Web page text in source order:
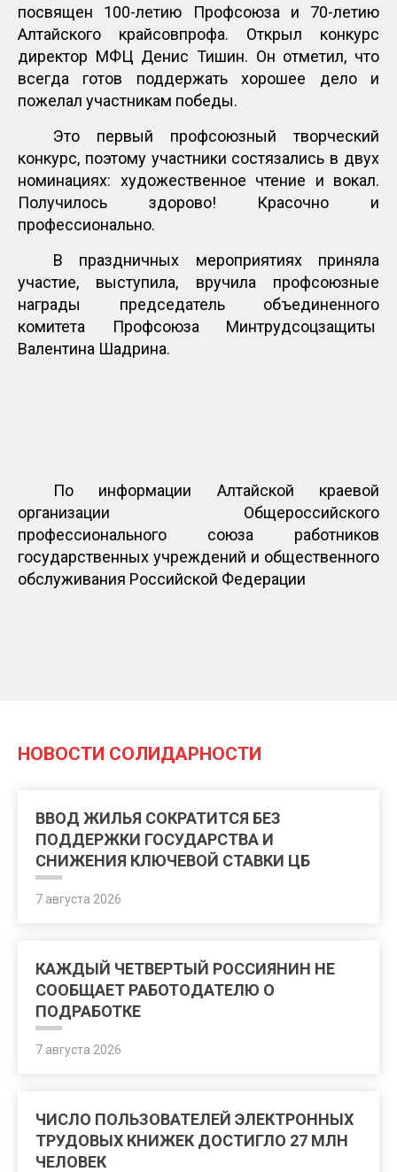
посвящен 100-летию Профсоюза и 70-летию
Алтайского крайсовпрофа. Открыл конкурс
директор МФЦ Денис Тишин. Он отметил, что
всегда готов поддержать хорошее дело и
пожелал участникам победы.
Это первый профсоюзный творческий
конкурс, поэтому участники состязались в двух
номинациях: художественное чтение и вокал.
Получилось здорово! Красочно и
профессионально.
В праздничных мероприятиях приняла
участие, выступила, вручила профсоюзные
награды председатель объединенного
комитета Профсоюза Минтрудсоцзащиты
Валентина Шадрина.
По информации Алтайской краевой
организации Общероссийского
профессионального союза работников
государственных учреждений и общественного
обслуживания Российской Федерации
НОВОСТИ СОЛИДАРНОСТИ
ВВОД ЖИЛЬЯ СОКРАТИТСЯ БЕЗ
ПОДДЕРЖКИ ГОСУДАРСТВА И
СНИЖЕНИЯ КЛЮЧЕВОЙ СТАВКИ ЦБ
7 августа 2026
КАЖДЫЙ ЧЕТВЕРТЫЙ РОССИЯНИН НЕ
СООБЩАЕТ РАБОТОДАТЕЛЮ О
ПОДРАБОТКЕ
7 августа 2026
ЧИСЛО ПОЛЬЗОВАТЕЛЕЙ ЭЛЕКТРОННЫХ
ТРУДОВЫХ КНИЖЕК ДОСТИГЛО 27 МЛН
ЧЕЛОВЕК